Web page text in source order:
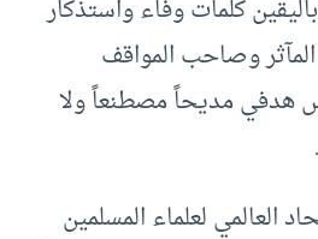
كلمات وفاء واستذكار
وصاحب المواقف
مديحاً مصطنعاً ولا
العالمي لعلماء المسلمين